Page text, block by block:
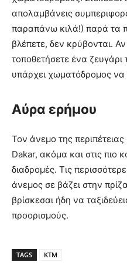
απολαμβάνεις
παραπάνω κιλά!) παρά τα
βλέπετε, δεν κρύβονται.
τοποθετήσετε ένα
υπάρχει χωματόδρομος να
Αύρα ερήμου
Τον άνεμο της
Dakar, ακόμα και στις πιο
διαδρομές. Τις
άνεμος σε βάζει στην
βρίσκεσαι ήδη να
προορισμούς.
TAGS KTM